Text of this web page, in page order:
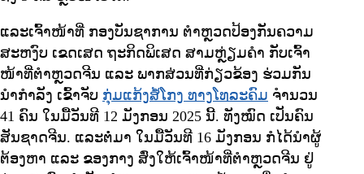
ແລະເຈົ້າໜ້າທີ່ ກອງບັນຊາການ ຕໍາຫຼວດປ້ອງກັນຄວາມ
ສະຫງົບ ເຂດເສດ ຖະກິດພິເສດ ສາມຫຼ່ຽມຄໍາ ກັບເຈົ້າ
ໜ້າທີ່ຕໍາຫຼວດຈີນ ແລະ ພາກສ່ວນທີ່ກ່ຽວຂ້ອງ ຮ່ວມກັນ
ນໍາກໍາລັງ ເຂົ້າຈັບ ກຸ່ມແກ້ງສໍ້ໂກງ ທາງໂທລະຄົມ ຈໍານວນ
41 ຄົນ ໃນມື້ວັນທີ 12 ມັງກອນ 2025 ນີ້. ທັງໝົດ ເປັນຄົນ
ສັນຊາດຈີນ. ແລະຕໍ່ມາ ໃນມື້ວັນທີ 16 ມັງກອນ ກໍໄດ້ນໍາຜູ້
ຕ້ອງຫາ ແລະ ຂອງກາງ ສົ່ງໃຫ້ເຈົ້າໜ້າທີ່ຕໍາຫຼວດຈີນ ຢູ່